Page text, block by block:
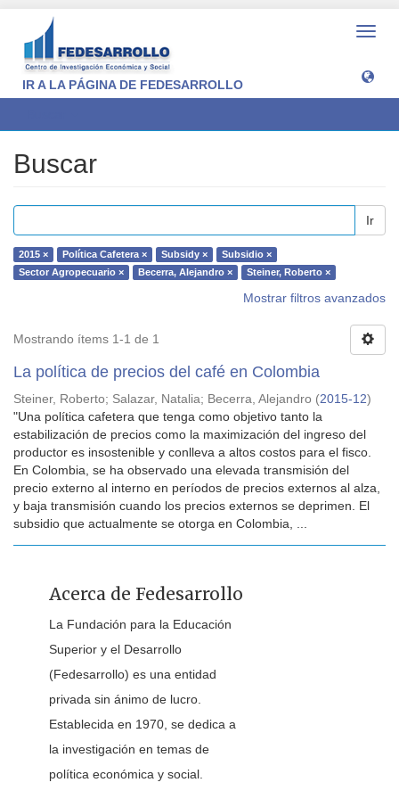
IR A LA PÁGINA DE FEDESARROLLO
Buscar
Ir
2015 × Política Cafetera × Subsidy ×
Subsidio ×
Sector Agropecuario ×
Becerra, Alejandro × Steiner, Roberto ×
Mostrar filtros avanzados
Mostrando ítems 1-1 de 1
La política de precios del café en Colombia
Steiner, Roberto; Salazar, Natalia; Becerra, Alejandro (2015-12)
"Una política cafetera que tenga como objetivo tanto la
estabilización de precios como la maximización del ingreso del
productor es insostenible y conlleva a altos costos para el fisco.
En Colombia, se ha observado una elevada transmisión del
precio externo al interno en períodos de precios externos al alza,
y baja transmisión cuando los precios externos se deprimen. El
subsidio que actualmente se otorga en Colombia, ...
Acerca de Fedesarrollo
La Fundación para la Educación
Superior y el Desarrollo
(Fedesarrollo) es una entidad
privada sin ánimo de lucro.
Establecida en 1970, se dedica a
la investigación en temas de
política económica y social.